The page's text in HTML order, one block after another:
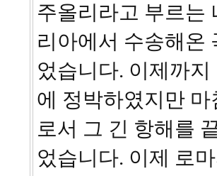
주올리라고 부르는
리아에서 수송해온
었습니다. 이제까
에 정박하였지만
로서 그 긴 항해를
었습니다. 이제 로